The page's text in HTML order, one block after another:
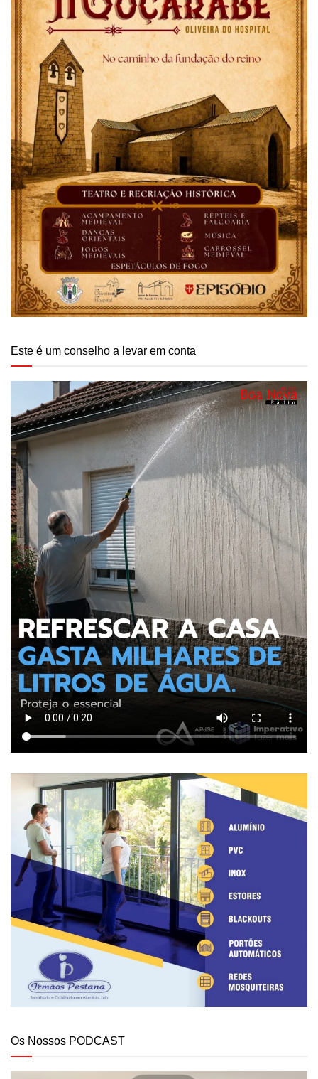
Este é um conselho a levar em conta
Os Nossos PODCAST